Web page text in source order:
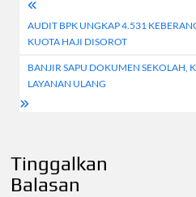
Navigasi
pos
AUDIT BPK UNGKAP 4.531
KUOTA HAJI DISOROT
BANJIR SAPU DOKUMEN SEKOLAH,
LAYANAN ULANG
Tinggalkan
Balasan